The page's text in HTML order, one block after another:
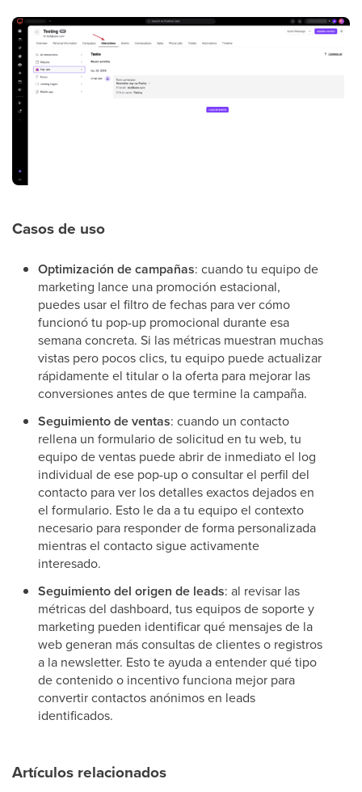
Casos de uso
Optimización de campañas: cuando tu equipo de
marketing lance una promoción estacional,
puedes usar el filtro de fechas para ver cómo
funcionó tu pop-up promocional durante esa
semana concreta. Si las métricas muestran muchas
vistas pero pocos clics, tu equipo puede actualizar
rápidamente el titular o la oferta para mejorar las
conversiones antes de que termine la campaña.
Seguimiento de ventas: cuando un contacto
rellena un formulario de solicitud en tu web, tu
equipo de ventas puede abrir de inmediato el log
individual de ese pop-up o consultar el perfil del
contacto para ver los detalles exactos dejados en
el formulario. Esto le da a tu equipo el contexto
necesario para responder de forma personalizada
mientras el contacto sigue activamente
interesado.
Seguimiento del origen de leads: al revisar las
métricas del dashboard, tus equipos de soporte y
marketing pueden identificar qué mensajes de la
web generan más consultas de clientes o registros
a la newsletter. Esto te ayuda a entender qué tipo
de contenido o incentivo funciona mejor para
convertir contactos anónimos en leads
identificados.
Artículos relacionados